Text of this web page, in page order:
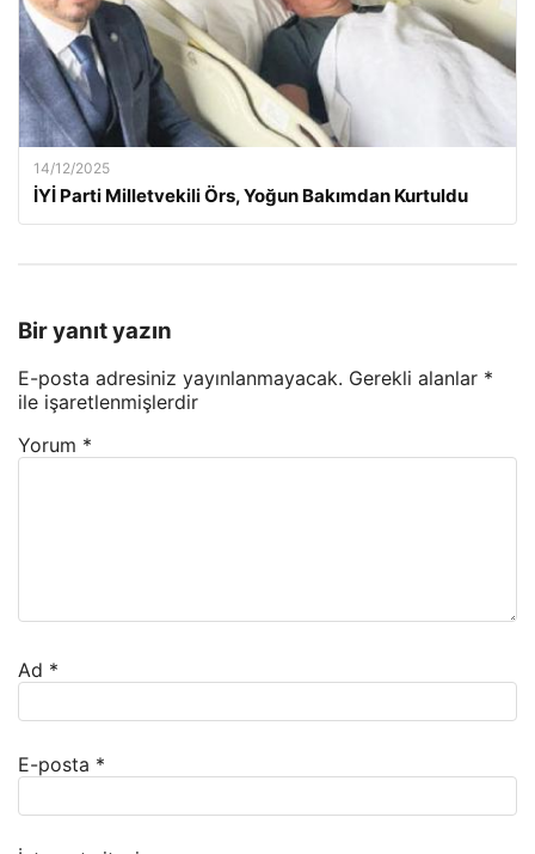
14/12/2025
İYİ Parti Milletvekili Örs, Yoğun Bakımdan Kurtuldu
Bir yanıt yazın
E-posta adresiniz yayınlanmayacak. Gerekli alanlar *
ile işaretlenmişlerdir
Yorum *
Ad *
E-posta *